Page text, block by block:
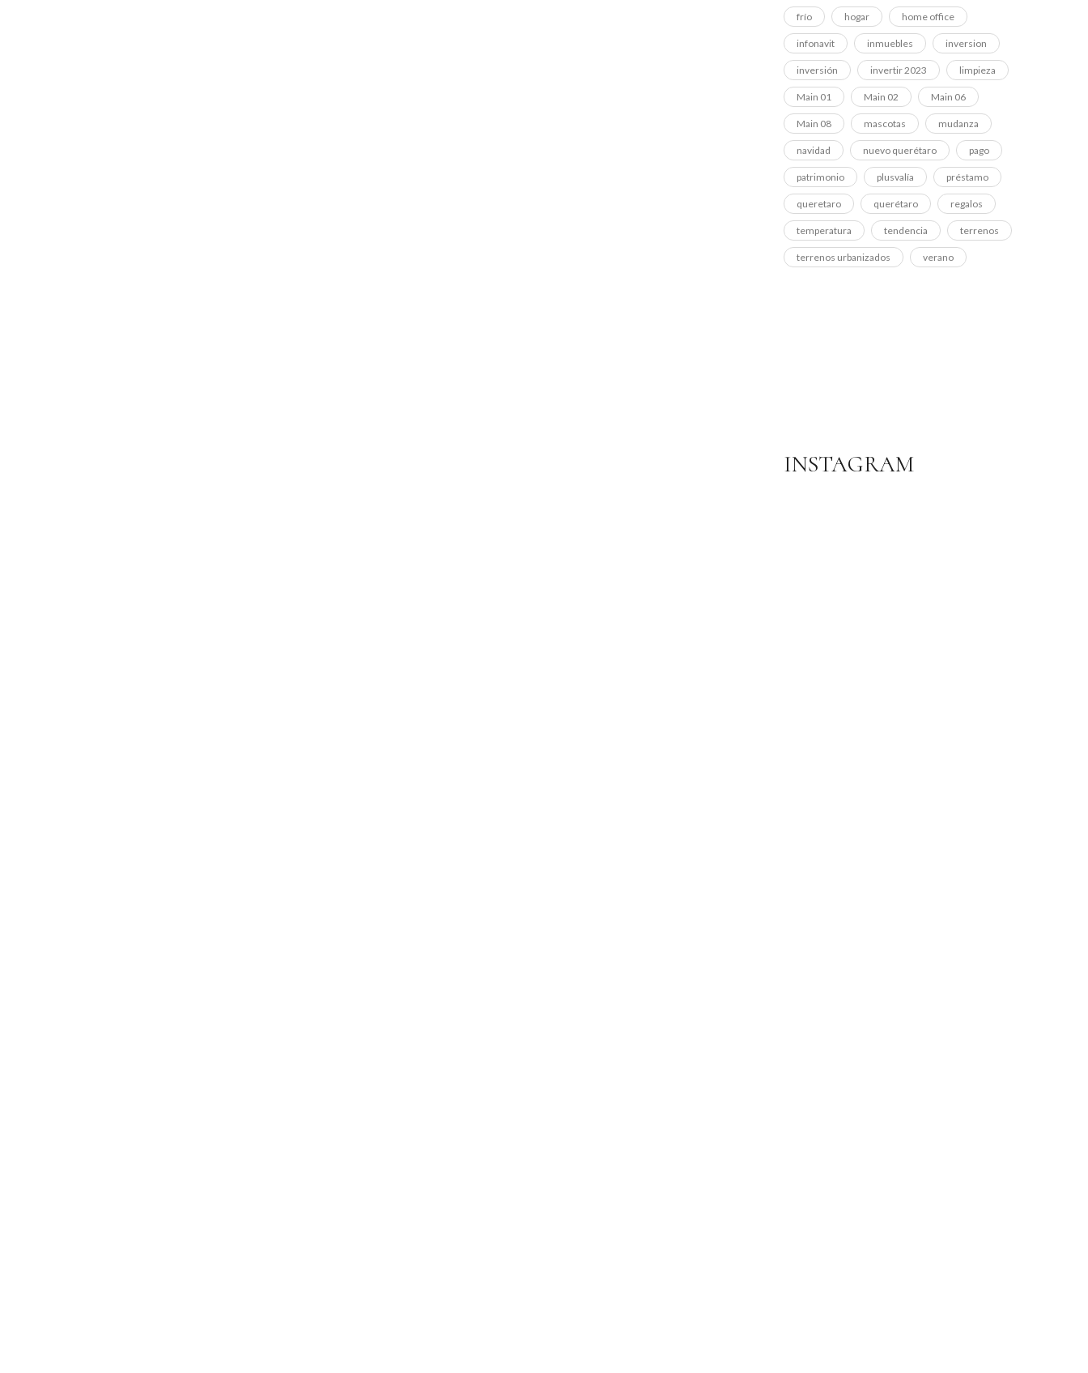
frío hogar home office
infonavit inmuebles inversion
inversión invertir 2023 limpieza
Main 01 Main 02 Main 06
Main 08 mascotas mudanza
navidad nuevo querétaro pago
patrimonio plusvalía préstamo
queretaro querétaro regalos
temperatura tendencia terrenos
terrenos urbanizados verano
INSTAGRAM